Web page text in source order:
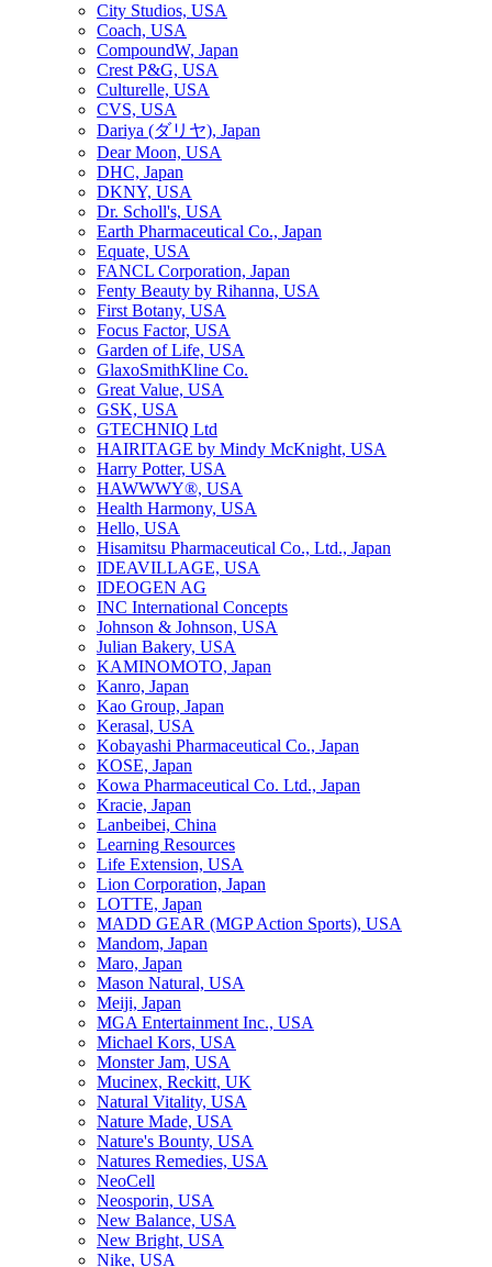
City Studios, USA
Coach, USA
CompoundW, Japan
Crest P&G, USA
Culturelle, USA
CVS, USA
Dariya (ダリヤ), Japan
Dear Moon, USA
DHC, Japan
DKNY, USA
Dr. Scholl's, USA
Earth Pharmaceutical Co., Japan
Equate, USA
FANCL Corporation, Japan
Fenty Beauty by Rihanna, USA
First Botany, USA
Focus Factor, USA
Garden of Life, USA
GlaxoSmithKline Co.
Great Value, USA
GSK, USA
GTECHNIQ Ltd
HAIRITAGE by Mindy McKnight, USA
Harry Potter, USA
HAWWWY®, USA
Health Harmony, USA
Hello, USA
Hisamitsu Pharmaceutical Co., Ltd., Japan
IDEAVILLAGE, USA
IDEOGEN AG
INC International Concepts
Johnson & Johnson, USA
Julian Bakery, USA
KAMINOMOTO, Japan
Kanro, Japan
Kao Group, Japan
Kerasal, USA
Kobayashi Pharmaceutical Co., Japan
KOSE, Japan
Kowa Pharmaceutical Co. Ltd., Japan
Kracie, Japan
Lanbeibei, China
Learning Resources
Life Extension, USA
Lion Corporation, Japan
LOTTE, Japan
MADD GEAR (MGP Action Sports), USA
Mandom, Japan
Maro, Japan
Mason Natural, USA
Meiji, Japan
MGA Entertainment Inc., USA
Michael Kors, USA
Monster Jam, USA
Mucinex, Reckitt, UK
Natural Vitality, USA
Nature Made, USA
Nature's Bounty, USA
Natures Remedies, USA
NeoCell
Neosporin, USA
New Balance, USA
New Bright, USA
Nike, USA